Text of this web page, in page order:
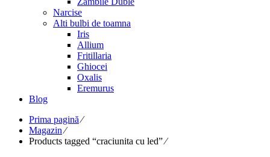
Narcise
Alti bulbi de toamna
Iris
Allium
Fritillaria
Ghiocei
Oxalis
Eremurus
Blog
Prima pagină⁄
Magazin ⁄
Products tagged “craciunita cu led”⁄